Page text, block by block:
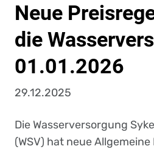
Neue
die
01.01.2026
29.12.2025
Die Wasserversorgung
(WSV) hat neue